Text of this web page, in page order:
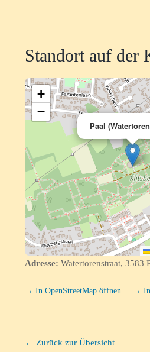
Standort auf der
Paal
+
−
Adresse: Watertorenstraat, 3583
→ In OpenStreetMap öffnen → In
← Zurück zur Übersicht